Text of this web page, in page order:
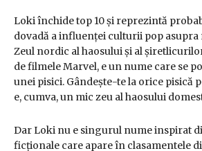
Loki închide top 10 și reprezintă
dovadă a influenței culturii pop asupra
Zeul nordic al haosului și al
de filmele Marvel, e un nume care se
unei pisici. Gândește-te la orice pisică
e, cumva, un mic zeu al haosului
Dar Loki nu e singurul nume inspirat
ficționale care apare în clasamentele